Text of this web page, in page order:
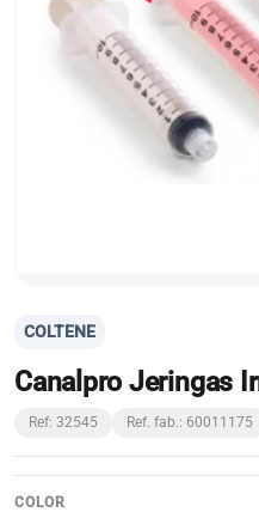
COLTENE
Canalpro Jeringas
Ref: 32545 Ref. fab.: 60011175
COLOR